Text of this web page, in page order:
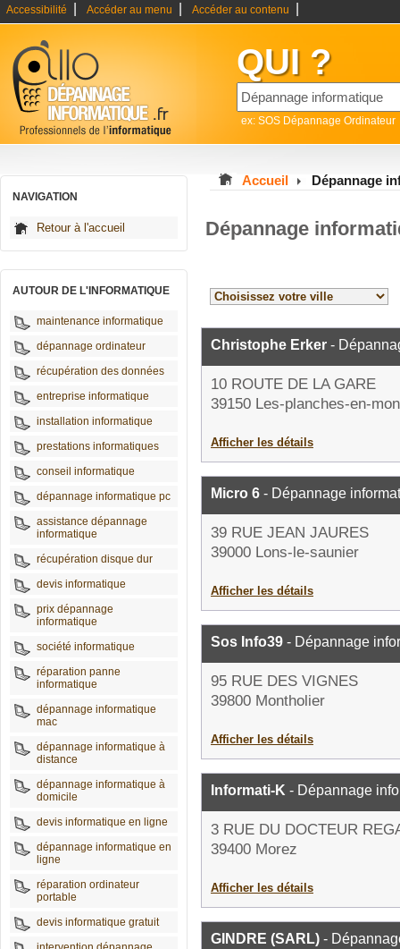
Accessibilité Accéder au menu Accéder au contenu
QUI ?
ex: SOS Dépannage Ordinateur
NAVIGATION
Retour à l'accueil
AUTOUR DE L'INFORMATIQUE
maintenance informatique
dépannage ordinateur
récupération des données
entreprise informatique
installation informatique
prestations informatiques
conseil informatique
dépannage informatique pc
assistance dépannage
informatique
récupération disque dur
devis informatique
prix dépannage
informatique
société informatique
réparation panne
informatique
dépannage informatique
mac
dépannage informatique à
distance
dépannage informatique à
domicile
devis informatique en ligne
dépannage informatique en
ligne
réparation ordinateur
portable
devis informatique gratuit
Accueil Dépannage
Dépannage
Christophe Erker -
10 ROUTE DE LA GARE
39150 Les-planches-en-
Afficher les détails
Micro 6 - Dépannage
39 RUE JEAN JAURES
39000 Lons-le-saunier
Afficher les détails
Sos Info39 - Dépannage
95 RUE DES VIGNES
39800 Montholier
Afficher les détails
Informati-K - Dépannage
3 RUE DU DOCTEUR
39400 Morez
Afficher les détails
GINDRE (SARL) -